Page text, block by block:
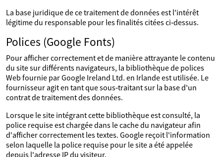
La base juridique de ce traitement de données est l'intérêt
légitime du responsable pour les finalités citées ci‑dessus.
Polices (Google Fonts)
Pour afficher correctement et de manière attrayante le contenu
du site sur différents navigateurs, la bibliothèque de polices
Web fournie par Google Ireland Ltd. en Irlande est utilisée. Le
fournisseur agit en tant que sous‑traitant sur la base d'un
contrat de traitement des données.
Lorsque le site intégrant cette bibliothèque est consulté, la
police requise est chargée dans le cache du navigateur afin
d'afficher correctement les textes. Google reçoit l'information
selon laquelle la police requise pour le site a été appelée
depuis l'adresse IP du visiteur.